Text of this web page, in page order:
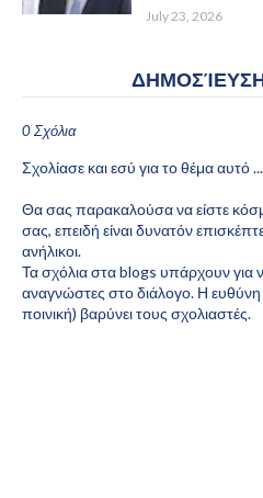
July 23, 2026
0 Σχόλια
Σχολίασε και εσύ για το θέμα αυτό
Θα σας παρακαλούσα να είστε
σας, επειδή είναι δυνατόν
ανήλικοι.
Τα σχόλια στα blogs υπάρχουν για
αναγνώστες στο διάλογο. Η ευθύνη
ποινική) βαρύνει τους σχολιαστές.